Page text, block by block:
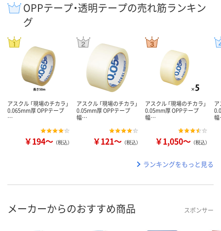
OPPテープ・透明テープの売れ筋ランキン
グ
アスクル 「現場のチカラ」
0.065mm厚 OPPテープ
…
￥194～ （税込）
アスクル 「現場のチカラ」
0.05mm厚 OPPテープ
幅…
￥121～ （税込）
アスクル 「現場のチカラ」
0.05mm厚 OPPテープ
幅…
￥1,050～ （税込）
ア
ランキングをもっと見る
メーカーからのおすすめ商品 スポンサー